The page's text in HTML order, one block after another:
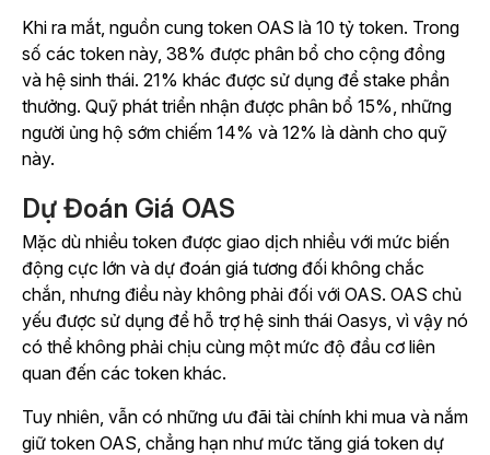
Khi ra mắt, nguồn cung token OAS là 10 tỷ token. Trong
số các token này, 38% được phân bổ cho cộng đồng
và hệ sinh thái. 21% khác được sử dụng để stake phần
thưởng. Quỹ phát triển nhận được phân bổ 15%, những
người ủng hộ sớm chiếm 14% và 12% là dành cho quỹ
này.
Dự Đoán Giá OAS
Mặc dù nhiều token được giao dịch nhiều với mức biến
động cực lớn và dự đoán giá tương đối không chắc
chắn, nhưng điều này không phải đối với OAS. OAS chủ
yếu được sử dụng để hỗ trợ hệ sinh thái Oasys, vì vậy nó
có thể không phải chịu cùng một mức độ đầu cơ liên
quan đến các token khác.
Tuy nhiên, vẫn có những ưu đãi tài chính khi mua và nắm
giữ token OAS, chẳng hạn như mức tăng giá token dự